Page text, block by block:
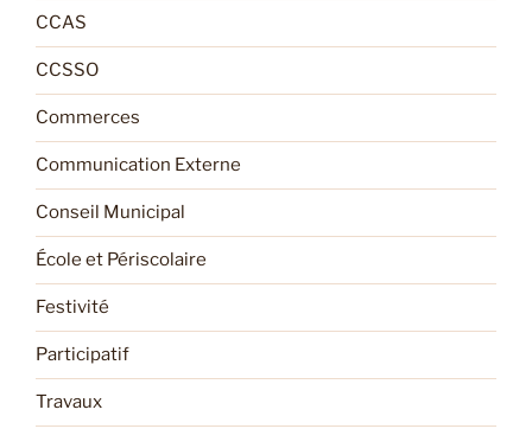
CCAS
CCSSO
Commerces
Communication Externe
Conseil Municipal
École et Périscolaire
Festivité
Participatif
Travaux